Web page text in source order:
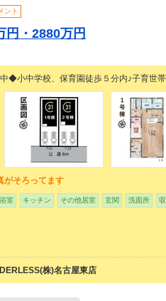
ント
円・2880万円
中◆小中学校、保育園徒歩５分内♪子
がそろってます
浴室 キッチン その他居室 玄関 洗面所
株)名古屋東店